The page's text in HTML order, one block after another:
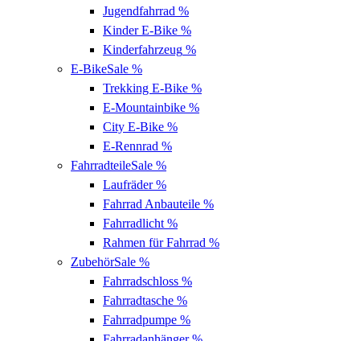
Jugendfahrrad %
Kinder E-Bike %
Kinderfahrzeug %
E-BikeSale %
Trekking E-Bike %
E-Mountainbike %
City E-Bike %
E-Rennrad %
FahrradteileSale %
Laufräder%
Fahrrad Anbauteile %
Fahrradlicht %
Rahmen für Fahrrad %
ZubehörSale %
Fahrradschloss %
Fahrradtasche %
Fahrradpumpe %